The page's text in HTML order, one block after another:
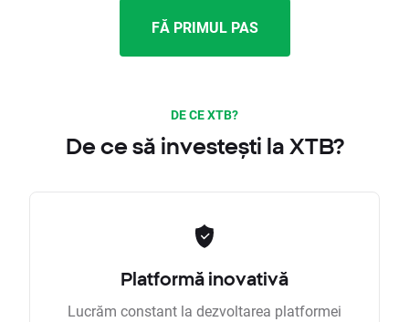
FĂ PRIMUL PAS
DE CE XTB?
De ce să investești la XTB?
Platformă inovativă
Lucrăm constant la dezvoltarea platformei